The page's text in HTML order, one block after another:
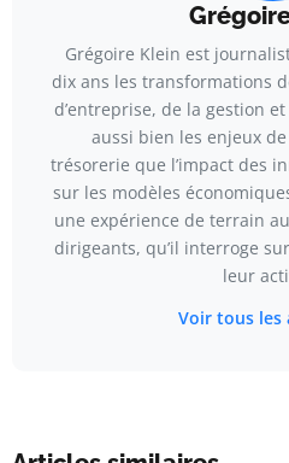
Grégoire Klein est
dix ans les transformations
d’entreprise, de la gestion
aussi bien les enjeux
trésorerie que l’impact des
sur les modèles
une expérience de terrain
dirigeants, qu’il interroge
leur
Voir tous les